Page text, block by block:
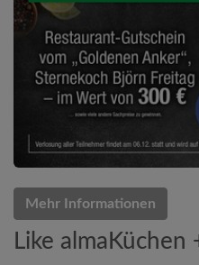
Mehr Informationen
Like almaKüchen